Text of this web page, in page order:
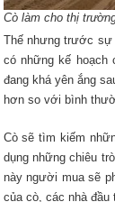
Cò làm cho thị
Thế nhưng trước sự
có những kế hoạch
đang khá yên ắng
hơn so với bình
Cò sẽ tìm kiếm
dụng những chiêu
này người mua sẽ
của cò, các nhà